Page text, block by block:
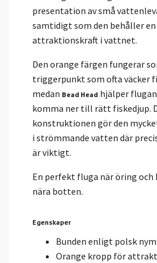
presentation av små
samtidigt som den behåller
attraktionskraft i vattnet.
Den orange färgen fungerar
triggerpunkt som ofta väcker
medan Bead Head hjälper
komma ner till rätt fiskedjup.
konstruktionen gör den
i strömmande vatten där
är viktigt.
En perfekt fluga när öring och
nära botten.
Egenskaper
Bunden enligt polsk
Orange kropp för